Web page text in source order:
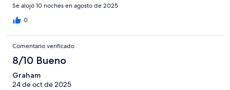
los dedos a la tarta de su padre, entienden q comió también. La
comida no había por donde cogerla sin sal y sin sabor. El salón
de juegos infantiles es un asadero de pollo, el aire de lujo y los
juguetes dañados todos. Muy caro para lo q es. Si Necesita
oscuridad para dormir, no hay persiana
Se alojó 10 noches en agosto de 2025
0
Comentario verificado
8/10 Bueno
Graham
24 de oct de 2025